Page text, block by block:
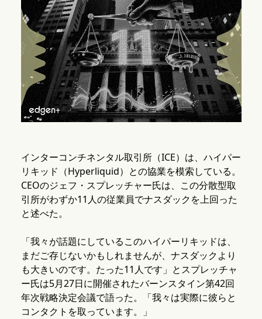
インターコンチネンタル取引所（ICE）は、ハイパー
リキッド（Hyperliquid）との協業を模索している。
CEOのジェフ・スプレッチャー氏は、この分散型取
引所がわずか11人の従業員でナスダックを上回った
と述べた。
「我々が話題にしているこのハイパーリキッドは、
まだご存じないかもしれませんが、ナスダックより
も大きいのです。たった11人です」とスプレッチャ
ー氏は5月27日に開催されたバーンスタイン第42回
年次戦略決定会議で語った。「我々は実際に彼らと
コンタクトを取っています。」